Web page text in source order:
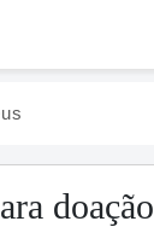
doação